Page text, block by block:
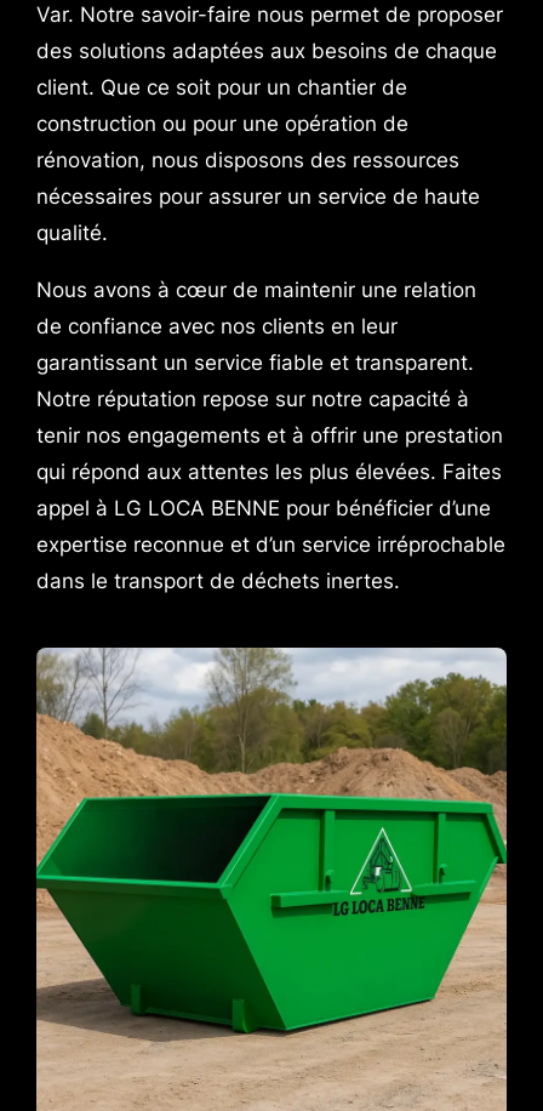
Var. Notre savoir-faire nous permet de proposer
des solutions adaptées aux besoins de chaque
client. Que ce soit pour un chantier de
construction ou pour une opération de
rénovation, nous disposons des ressources
nécessaires pour assurer un service de haute
qualité.
Nous avons à cœur de maintenir une relation
de confiance avec nos clients en leur
garantissant un service fiable et transparent.
Notre réputation repose sur notre capacité à
tenir nos engagements et à offrir une prestation
qui répond aux attentes les plus élevées. Faites
appel à LG LOCA BENNE pour bénéficier d’une
expertise reconnue et d’un service irréprochable
dans le transport de déchets inertes.